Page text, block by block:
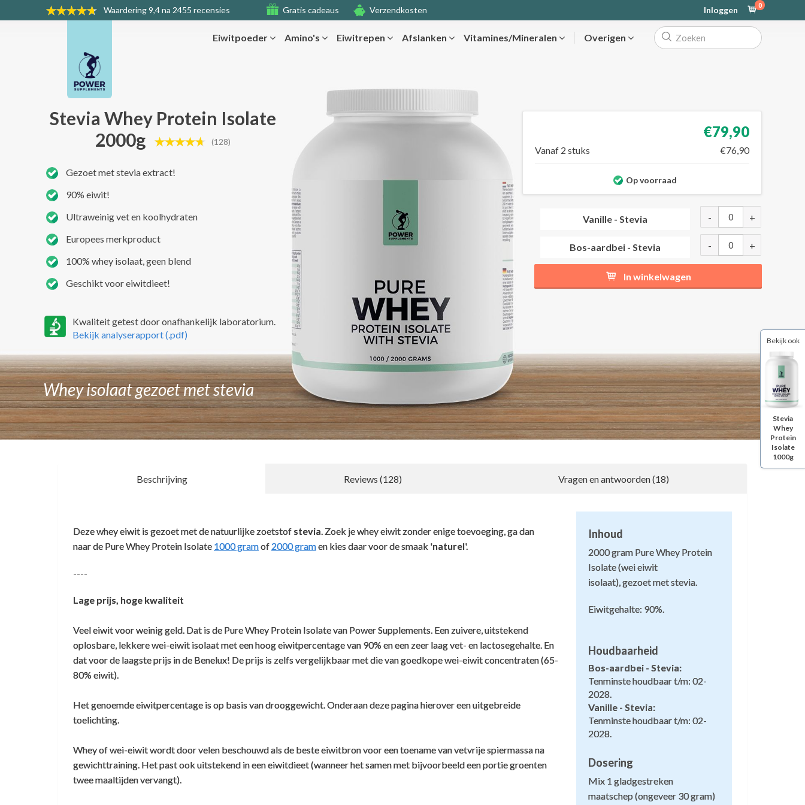
Waardering9,4 na 2455 recensies Gratis cadeaus Verzendkosten Inloggen 0
Eiwitpoeder Amino's Eiwitrepen Afslanken Vitamines/Mineralen Overigen
Stevia Whey Protein Isolate
2000g
(128)
Gezoet met stevia extract!
90% eiwit!
Ultraweinig vet en koolhydraten
Europees merkproduct
100% whey isolaat, geen blend
Geschikt voor eiwitdieet!
Kwaliteit getest door onafhankelijk laboratorium.
Bekijk analyserapport (.pdf)
Whey isolaat gezoet met stevia
€79,90
Vanaf 2 stuks €76,90
Op voorraad
Vanille - Stevia - +
Bos-aardbei - Stevia - +
In winkelwagen
Beschrijving Reviews (128) Vragen en antwoorden (18)
Inhoud
2000 gram Pure Whey Protein
Isolate (wei eiwit
isolaat), gezoet met stevia.
Eiwitgehalte: 90%.
Houdbaarheid
Bos-aardbei - Stevia:
Tenminste houdbaar t/m: 02-
2028.
Vanille - Stevia:
Tenminste houdbaar t/m: 02-
2028.
Dosering
Mix 1 gladgestreken
maatschep (ongeveer 30 gram)
Deze whey eiwit is gezoet met de natuurlijke zoetstof stevia. Zoek je whey eiwit zonder enige toevoeging, ga dan
naar de Pure Whey Protein Isolate 1000 gramof 2000 gramen kies daar voor de smaak 'naturel'.
----
Lage prijs, hoge kwaliteit
Veel eiwit voor weinig geld. Dat is de Pure Whey Protein Isolate van Power Supplements. Een zuivere, uitstekend
oplosbare, lekkere wei-eiwit isolaat met een hoog eiwitpercentage van 90% en een zeer laag vet- en lactosegehalte. En
dat voor de laagste prijs in de Benelux! De prijs is zelfs vergelijkbaar met die van goedkope wei-eiwit concentraten (65-
80% eiwit).
Het genoemde eiwitpercentage is op basis van drooggewicht. Onderaan deze pagina hierover een uitgebreide
toelichting.
Whey of wei-eiwit wordt door velen beschouwd als de beste eiwitbron voor een toename van vetvrije spiermassa na
gewichttraining. Het past ook uitstekend in een eiwitdieet (wanneer het samen met bijvoorbeeld een portie groenten
twee maaltijden vervangt).
Nieuwe recensie schrijven
good
Vikrant Badle,25 maart 2026
It is nice product I am using it for more that 2
years. Mixes very well and also tastes good.
Gosia,2 maart 2026
Super lekker! En nog met stevia, precies wat
ik wou. Vanille smaak is ideaal in een
Ik proef nauwelijks vanille
Ik proef nauwelijks vanille. ik heb Stevia
Whey Protein Isolate met vanillesmaak
Barbara de Jong,13 augustus 2025
Heerlijk product!
Gewoon goed, maar jammer van
die weggevertjes
Maarten van Gemert
Ik kan de voedingswaarde-informatie te vertellen alstublieft?
De voedingswaarde staat in de tabel onderaan de
productpagina
1
Heeft Whey Isolaat Vanille - Stevia nog overige E nummers of andere toegevoegde ingrediënten? (ivm met allergieën is het voor mij van belang dit
zeker te weten)
Hoi Bas,
Dit is de volledige ingrediëntenlijst:
Micro- en ultragefiltreerde instant wei-eiwit isolaat, smaakaroma, sojalecithine*, zoetstof: steviol glycosides (stevia).
Inhoud gehalte zout
Er staat bij de inhoud per 100gr van dit product niet hoeveel Zout dit product bevat.
Mvg Vivian
Klant Vraag:
Beste,
Stevia eiwit in 5kg zakken
Bekijk ook
Stevia
Whey
Protein
Isolate
1000g